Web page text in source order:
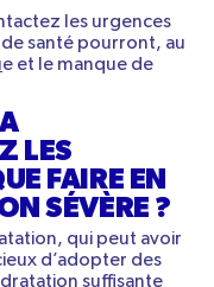
les urgences
santé pourront, au
e et le manque de
LES
FAIRE EN
SÉVÈRE ?
qui peut avoir
d’adopter des
suffisante